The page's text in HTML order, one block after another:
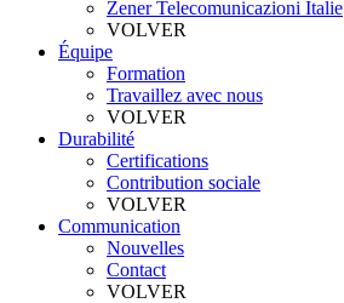
Zener Telecomunicazioni Italie
VOLVER
Équipe
Formation
Travaillez avec nous
VOLVER
Durabilité
Certifications
Contribution sociale
VOLVER
Communication
Nouvelles
Contact
VOLVER